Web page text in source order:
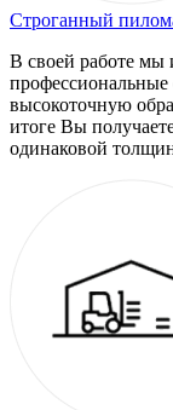
Строганный
В своей работе мы
высокоточную
итоге Вы
одинаковой